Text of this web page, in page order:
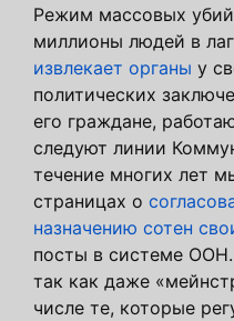
Режим массовых
миллионы людей в
извлекает органы у
политических
его граждане,
следуют линии
течение многих лет
страницах о
назначению сотен
посты в системе
так как даже
числе те, которые